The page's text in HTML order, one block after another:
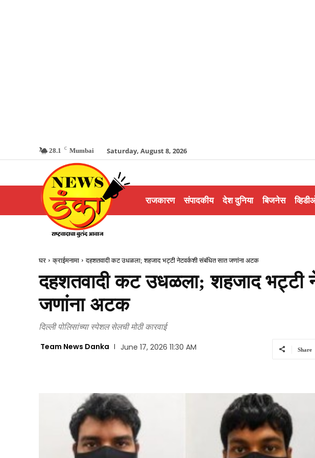
28.1 C Mumbai Saturday, August 8, 2026
राजकारण संपादकीय देश दुनिया बिजनेस
घर क्राईमनामा दहशतवादी कट उधळला; शहजाद भट्टी नेटवर्कशी संबंधित सात जणांना अटक
दहशतवादी कट उधळला; शहजाद भट्टी
जणांना अटक
दिल्ली पोलिसांच्या स्पेशल सेलची मोठी कारवाई
Team News Danka June 17, 2026 11:30 AM Share